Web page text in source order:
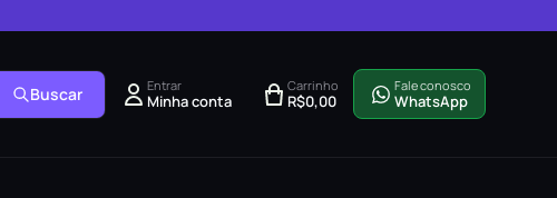
Buscar Entrar
Minha conta
Carrinho
R$0,00
Fale conosco
WhatsApp